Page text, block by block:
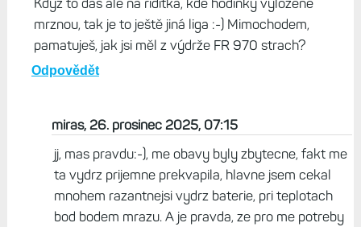
Život s Garminem, 27. prosinec 2025, 16:07
Já bych neřekl, že lidi hejtují FR 970, to spíš Venu
X1, kde to opravdu je slabota. FR 970 za mě velké
Odpovědět
Život s Garminem, 26. prosinec 2025, 06:34
Když to dáš ale na řídítka, kde hodinky vyloženě